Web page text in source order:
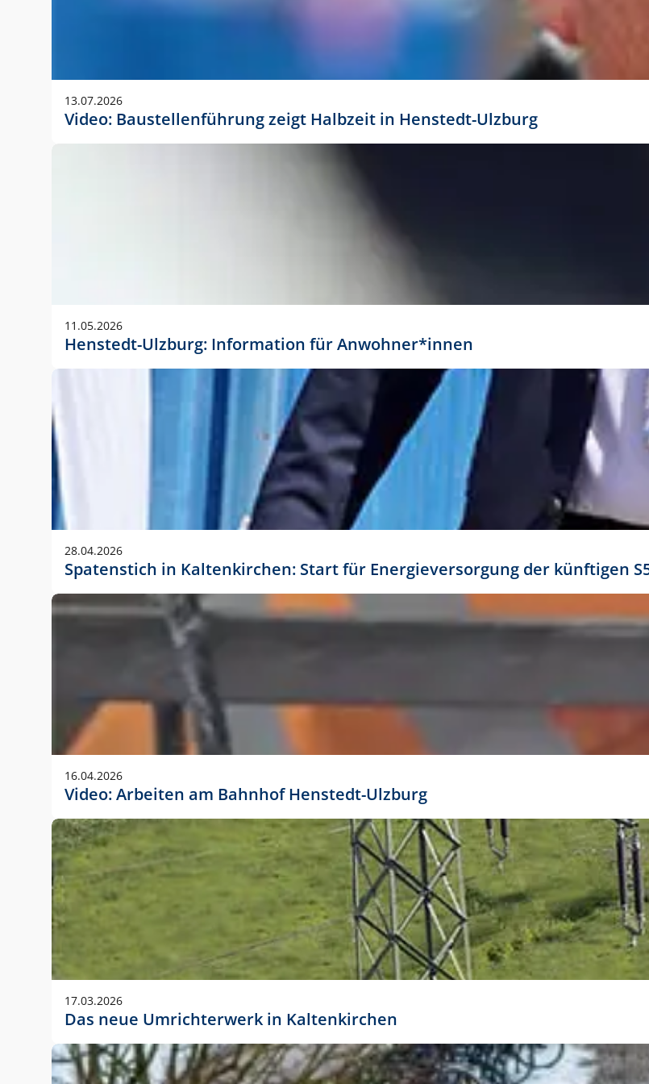
Anwendungsgröße im Layout:
Die Logohöhe beträgt 4 – 10 % der jeweiligen Formathöhe. Daraus ergeben sich für gängige
folgende fest definierte Anwendungsgrößen im Layout:
DIN A3 – 15 mm hoch (5 %)
DIN A1 – 39 mm hoch (5 %)
DIN lang – 10 mm hoch (5 %)
1080 x 1080 px – 78 px hoch (7 %)
In Ausnahmefällen darf das Logo jedoch auch größer oder kleiner gesetzt werden. Dazu bedarf
stets der vorherigen Absprache mit der Marketingabteilung.
13.07.2026
Video: Baustellenführung zeigt Halbzeit in Henstedt-Ulzburg
11.05.2026
Henstedt-Ulzburg: Information für Anwohner*innen
28.04.2026
Spatenstich in Kaltenkirchen: Start für Energieversorgung der künftigen
16.04.2026
Video: Arbeiten am Bahnhof Henstedt-Ulzburg
17.03.2026
Das neue Umrichterwerk in Kaltenkirchen